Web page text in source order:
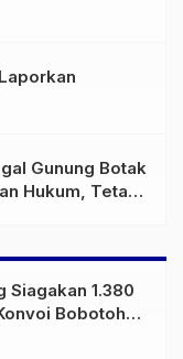
Gunung Botak
Hukum, Tetapi
Siagakan 1.380
Bobotoh